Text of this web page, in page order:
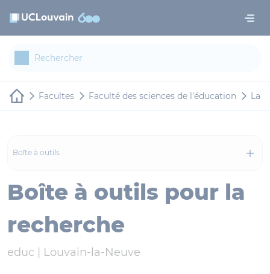
Facultes Faculté des sciences de l'éducation La
Boîte à outils
Boîte à outils pour la
recherche
educ | Louvain-la-Neuve